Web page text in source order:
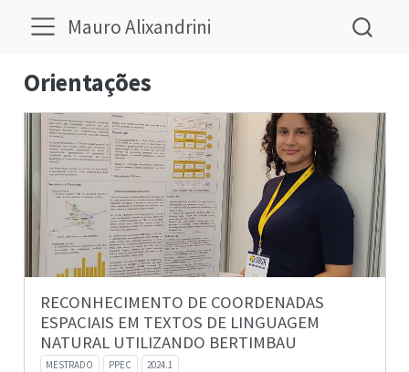
Mauro Alixandrini
Orientações
RECONHECIMENTO DE COORDENADAS
ESPACIAIS EM TEXTOS DE LINGUAGEM
NATURAL UTILIZANDO BERTIMBAU
MESTRADO PPEC 2024.1